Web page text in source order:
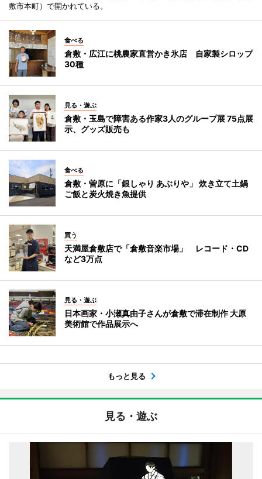
敷市本町）で開かれている。
食べる
倉敷・広江に桃農家直営かき氷店 自家製シロップ
30種
見る・遊ぶ
倉敷・玉島で障害ある作家3人のグループ展 75点展
示、グッズ販売も
食べる
倉敷・曽原に「銀しゃり あぶりや」 炊き立て土鍋
ご飯と炭火焼き魚提供
買う
天満屋倉敷店で「倉敷音楽市場」 レコード・CD
など3万点
見る・遊ぶ
日本画家・小瀬真由子さんが倉敷で滞在制作 大原
美術館で作品展示へ
もっと見る
見る・遊ぶ